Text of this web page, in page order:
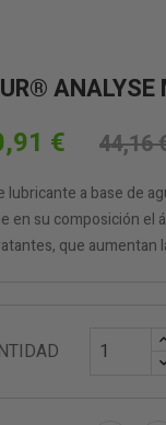
€ 44,16
lubricante a base de
en su composición el
que aumentan